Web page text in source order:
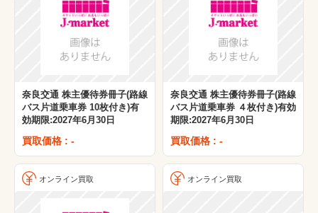
北海道中央バス
奈良交通 株主優待券冊子(路線
バス片道乗車券 10枚付き)有
効期限:2027年6月30日
買取価格 : -
奈良交通 株主優待券冊子(路線
バス片道乗車券 ４枚付き)有効
期限:2027年6月30日
買取価格 : -
オンライン買取 オンライン買取